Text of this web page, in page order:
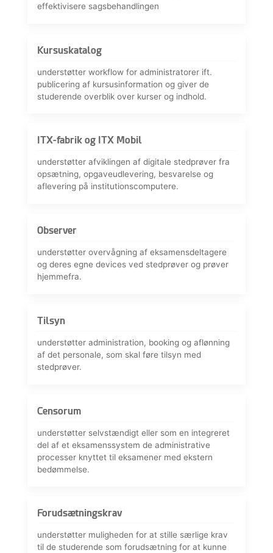
effektivisere sagsbehandlingen
Kursuskatalog
understøtter workflow for administratorer ift.
publicering af kursusinformation og giver de
studerende overblik over kurser og indhold.
ITX-fabrik og ITX Mobil
understøtter afviklingen af digitale stedprøver fra
opsætning, opgaveudlevering, besvarelse og
aflevering på institutionscomputere.
Observer
understøtter overvågning af eksamensdeltagere
og deres egne devices ved stedprøver og prøver
hjemmefra.
Tilsyn
understøtter administration, booking og aflønning
af det personale, som skal føre tilsyn med
stedprøver.
Censorum
understøtter selvstændigt eller som en integreret
del af et eksamenssystem de administrative
processer knyttet til eksamener med ekstern
bedømmelse.
Forudsætningskrav
understøtter muligheden for at stille særlige krav
til de studerende som forudsætning for at kunne